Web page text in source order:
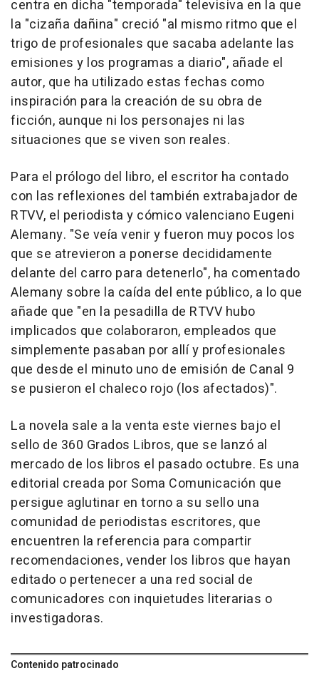
centra en dicha "temporada" televisiva en la que
la "cizaña dañina" creció "al mismo ritmo que el
trigo de profesionales que sacaba adelante las
emisiones y los programas a diario", añade el
autor, que ha utilizado estas fechas como
inspiración para la creación de su obra de
ficción, aunque ni los personajes ni las
situaciones que se viven son reales.
Para el prólogo del libro, el escritor ha contado
con las reflexiones del también extrabajador de
RTVV, el periodista y cómico valenciano Eugeni
Alemany. "Se veía venir y fueron muy pocos los
que se atrevieron a ponerse decididamente
delante del carro para detenerlo", ha comentado
Alemany sobre la caída del ente público, a lo que
añade que "en la pesadilla de RTVV hubo
implicados que colaboraron, empleados que
simplemente pasaban por allí y profesionales
que desde el minuto uno de emisión de Canal 9
se pusieron el chaleco rojo (los afectados)".
La novela sale a la venta este viernes bajo el
sello de 360 Grados Libros, que se lanzó al
mercado de los libros el pasado octubre. Es una
editorial creada por Soma Comunicación que
persigue aglutinar en torno a su sello una
comunidad de periodistas escritores, que
encuentren la referencia para compartir
recomendaciones, vender los libros que hayan
editado o pertenecer a una red social de
comunicadores con inquietudes literarias o
investigadoras.
Contenido patrocinado